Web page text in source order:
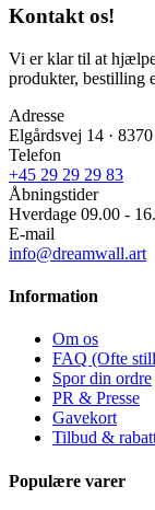
Kontakt os!
Vi er klar til at
produkter, bestilling
Adresse
Elgårdsvej 14 ·
Telefon
+45 29 29 29 83
Åbningstider
Hverdage 09.00 -
E-mail
info@dreamwall.art
Information
Om os
FAQ (Ofte
Spor din ordre
PR & Presse
Gavekort
Tilbud &
Populære varer